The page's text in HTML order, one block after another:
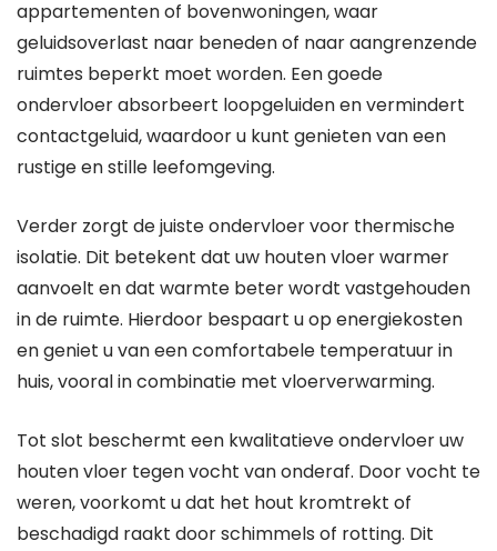
appartementen of bovenwoningen, waar
geluidsoverlast naar beneden of naar aangrenzende
ruimtes beperkt moet worden. Een goede
ondervloer absorbeert loopgeluiden en vermindert
contactgeluid, waardoor u kunt genieten van een
rustige en stille leefomgeving.
Verder zorgt de juiste ondervloer voor thermische
isolatie. Dit betekent dat uw houten vloer warmer
aanvoelt en dat warmte beter wordt vastgehouden
in de ruimte. Hierdoor bespaart u op energiekosten
en geniet u van een comfortabele temperatuur in
huis, vooral in combinatie met vloerverwarming.
Tot slot beschermt een kwalitatieve ondervloer uw
houten vloer tegen vocht van onderaf. Door vocht te
weren, voorkomt u dat het hout kromtrekt of
beschadigd raakt door schimmels of rotting. Dit